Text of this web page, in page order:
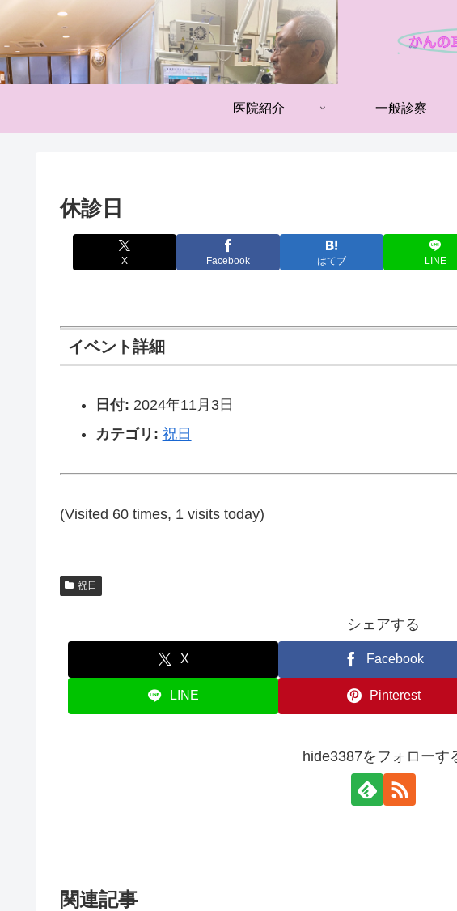
医院紹介 一般診察
休診日
X Facebook はてブ LINE
イベント詳細
日付: 2024年11月3日
カテゴリ: 祝日
(Visited 60 times, 1 visits today)
祝日
シェアする
X Facebook
LINE Pinterest
hide3387をフォローす
関連記事